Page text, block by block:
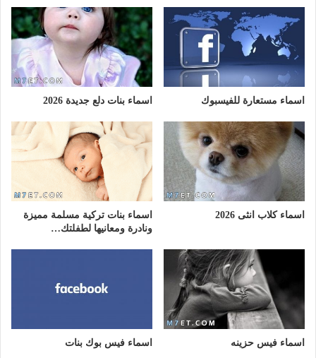
اسماء مستعارة للفيسبوك اسماء بنات دلع جديدة 2026
اسماء كلاب انثى 2026
اسماء بنات تركية مسلمة مميزة
ونادرة ومعانيها لطفلتك…
اسماء فيس حزينه اسماء فيس بوك بنات